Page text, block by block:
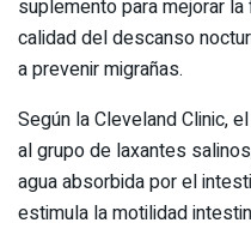
suplemento para mejorar
calidad del descanso
a prevenir migrañas.
Según la Cleveland Clinic,
al grupo de laxantes
agua absorbida por el
estimula la motilidad